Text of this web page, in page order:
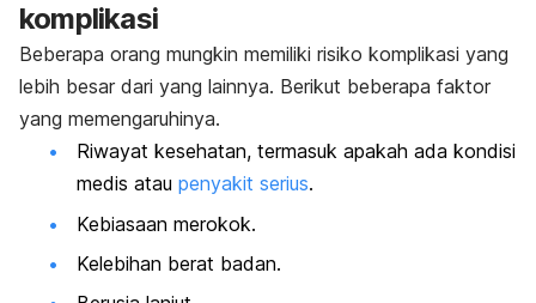
komplikasi
Beberapa orang mungkin memiliki risiko komplikasi yang
lebih besar dari yang lainnya. Berikut beberapa faktor
yang memengaruhinya.
Riwayat kesehatan, termasuk apakah ada kondisi
medis atau penyakit serius.
Kebiasaan merokok.
Kelebihan berat badan.